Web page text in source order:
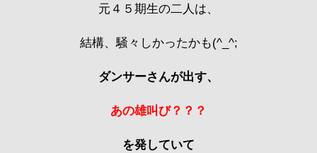
元４５期生の二人は、
結構、騒々しかったかも(^_^;
ダンサーさんが出す、
あの雄叫び？？？
を発していて